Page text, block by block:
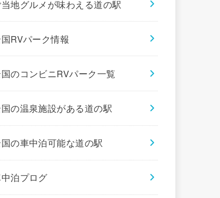
地グルメが味わえる道の駅
RVパーク情報
のコンビニRVパーク一覧
の温泉施設がある道の駅
の車中泊可能な道の駅
泊プログ